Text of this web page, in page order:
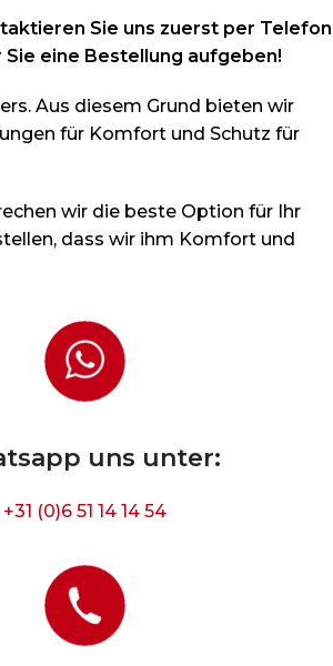
Sie uns zuerst per Telefon
Sie eine Bestellung aufgeben!
Aus diesem Grund bieten wir
für Komfort und Schutz für
wir die beste Option für Ihr
dass wir ihm Komfort und
uns unter:
+31 (0)6 51 14 14 54